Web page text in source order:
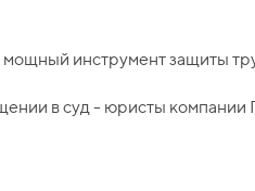
инструмент защиты
в суд - юристы компании